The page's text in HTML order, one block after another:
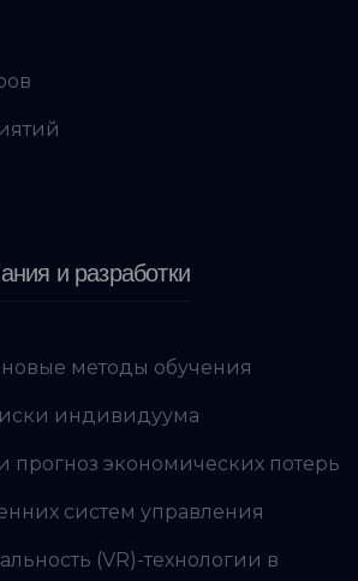
и разработки
методы обучения
индивидуума
прогноз экономических потерь
систем управления
(VR)-технологии в